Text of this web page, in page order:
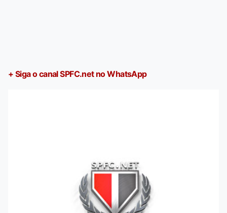
+ Siga o canal SPFC.net no WhatsApp